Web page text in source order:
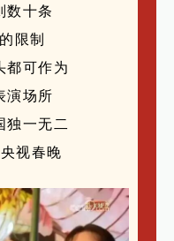
数十条
限制
都可作为
演场所
独一无二
视春晚